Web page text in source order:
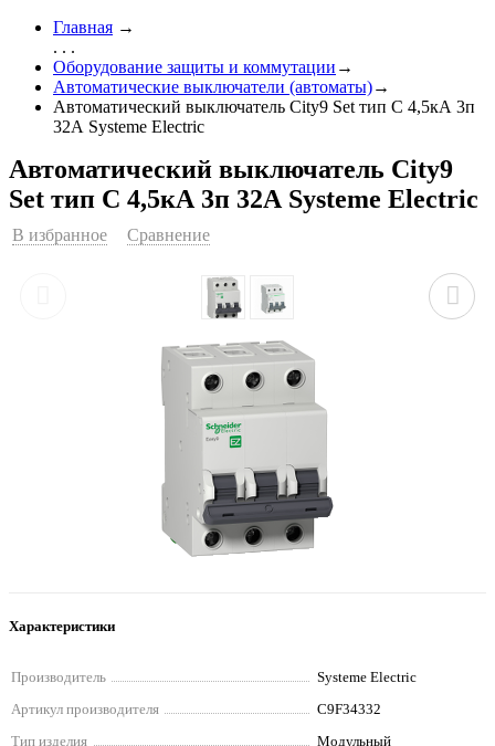
Главная →
. . .
Оборудование защиты и коммутации →
Автоматические выключатели (автоматы)→
Автоматический выключатель City9 Set тип С 4,5кА 3п
32А Systeme Electric
Автоматический выключатель City9
Set тип С 4,5кА 3п 32А Systeme Electric
В избранное Сравнение
Характеристики
Производитель
Systeme Electric
Артикул производителя
C9F34332
Тип изделия
Модульный